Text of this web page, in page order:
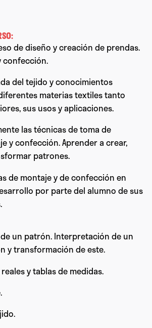
de diseño y creación de prendas.
confección.
del tejido y conocimientos
materias textiles tanto
sus usos y aplicaciones.
las técnicas de toma de
y confección. Aprender a crear,
patrones.
de montaje y de confección en
por parte del alumno de sus
un patrón. Interpretación de un
y transformación de este.
y tablas de medidas.